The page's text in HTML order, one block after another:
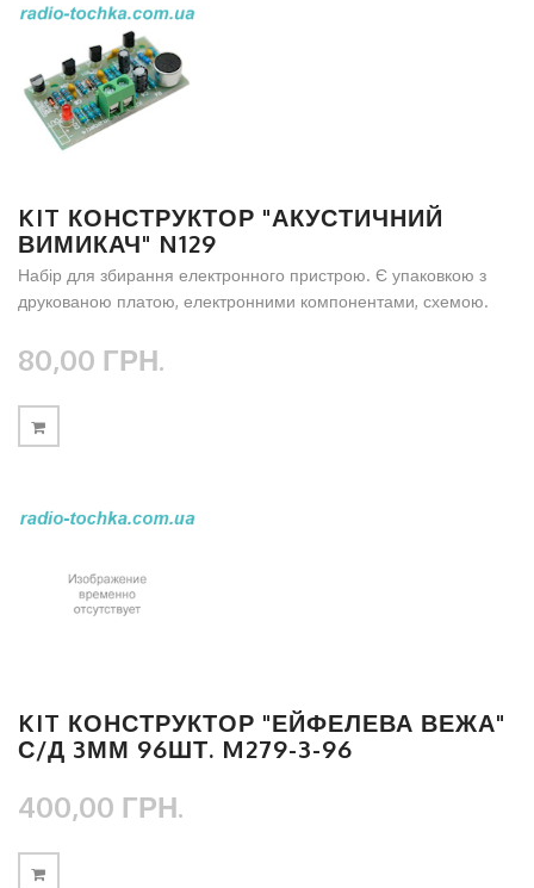
KIT КОНСТРУКТОР "АКУСТИЧНИЙ
ВИМИКАЧ" N129
Набір для збирання електронного пристрою. Є упаковкою з
друкованою платою, електронними компонентами, схемою.
80,00 ГРН.
KIT КОНСТРУКТОР "ЕЙФЕЛЕВА ВЕЖА"
С/Д 3ММ 96ШТ. M279-3-96
400,00 ГРН.